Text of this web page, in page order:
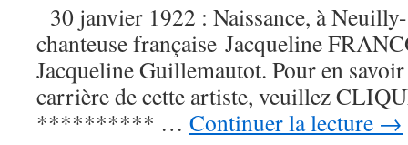
30 janvier 1922 : Naissance, à
chanteuse française Jacqueline
Jacqueline Guillemautot. Pour en
carrière de cette artiste, veuillez
********** … Continuer la lecture →